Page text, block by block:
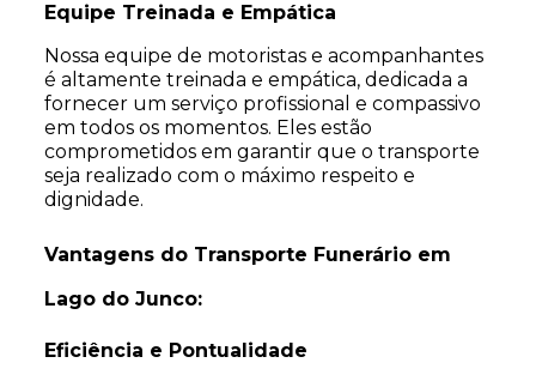
Equipe Treinada e Empática
Nossa equipe de motoristas e acompanhantes
é altamente treinada e empática, dedicada a
fornecer um serviço profissional e compassivo
em todos os momentos. Eles estão
comprometidos em garantir que o transporte
seja realizado com o máximo respeito e
dignidade.
Vantagens do Transporte Funerário em
Lago do Junco:
Eficiência e Pontualidade